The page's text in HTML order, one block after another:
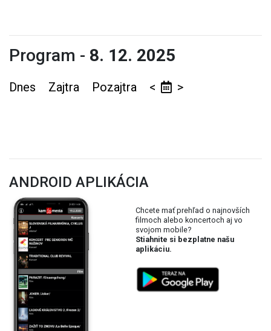
Program - 8. 12. 2025
Dnes Zajtra Pozajtra < >
ANDROID APLIKÁCIA
Chcete mať prehľad o najnovších
filmoch alebo koncertoch aj vo
svojom mobile?
Stiahnite si bezplatne našu
aplikáciu.